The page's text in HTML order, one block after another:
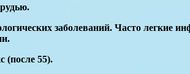
заболеваний. Часто легкие
(после 55).